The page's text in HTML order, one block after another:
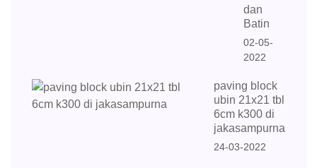
dan
Batin
02-05-
2022
paving block
ubin 21x21 tbl
6cm k300 di
jakasampurna
24-03-2022